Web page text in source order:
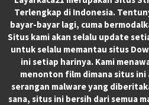
Terlengkap di Indonesia.
bayar-bayar lagi, cuma
Situs kami akan selalu update
untuk selalu memantau situs
ini setiap harinya. Kami
menonton film dimana situs ini
serangan malware yang
sana, situs ini bersih dari semua